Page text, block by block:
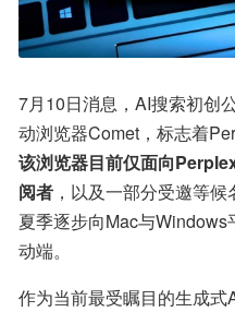
7月10日消息，AI搜索初创
动浏览器Comet，标志着
该浏览器目前仅面向
阅者 ，以及一部分受邀等
夏季逐步向Mac与
动端。
作为当前最受瞩目的生成